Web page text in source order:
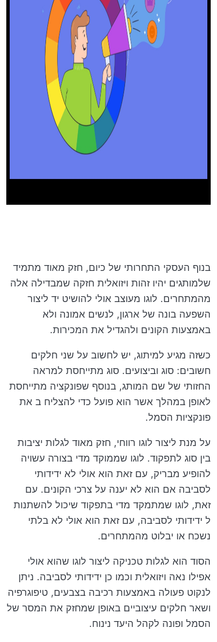
בנוף העסקי התחרותי של כיום, חזק מאוד מתמיד
שלמותגים יהיו זהות ויזואלית חזקה שמבדילה אלה
מהמתחרים. לוגו מעוצב אולי להושיט יד ליצור
השפעה בונה של ארגון, לנשים אמונה ולא
באמצעות הקונים ולהגדיל את המכירות.
כשזה מגיע למיתוג, יש לחשוב על שני חלקים
חשובים: סוג וביצועים. סוג מתייחסת למראה
החזותי של שם המותג, בנוסף שפונקציה מתייחסת
לאופן במהלך אשר הוא פועל כדי להצליח ב את
פונקציות הסמל.
על מנת ליצור לוגו רווחי, חזק מאוד לגלות יציבות
בין סוג לתפקוד. לוגו שממוקד מדי בצורה עשויה
להופיע מבריק, עם זאת הוא אולי לא ידידותי
לסביבה אם הוא לא יענה על צרכי הקונים. עם
זאת, לוגו שמתמקד מדי בתפקוד שיכול להשתנות
ל ידידותי לסביבה, עם זאת הוא אולי לא בלתי
נשכח או יבלוט מהמתחרים.
הסוד הוא לגלות טכניקה ליצור לוגו שהוא אולי
אפילו נאה ויזואלית וכמו כן ידידותי לסביבה. ניתן
לנקוט פעולה באמצעות רכיבה בצבעים, טיפוגרפיה
ושאר חלקים עיצוביים באופן שמחזק את המסר של
הסמל ופונה לקהל היעד נינוח.